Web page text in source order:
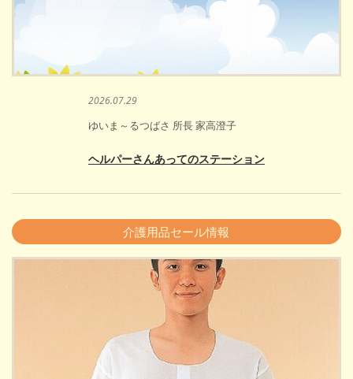
2026.07.29
ゆいま～るつばさ 所長 家高澄子
ヘルパーさんあってのステーション
介護用品セール情報